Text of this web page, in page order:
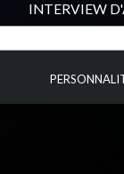
INTERVIEW